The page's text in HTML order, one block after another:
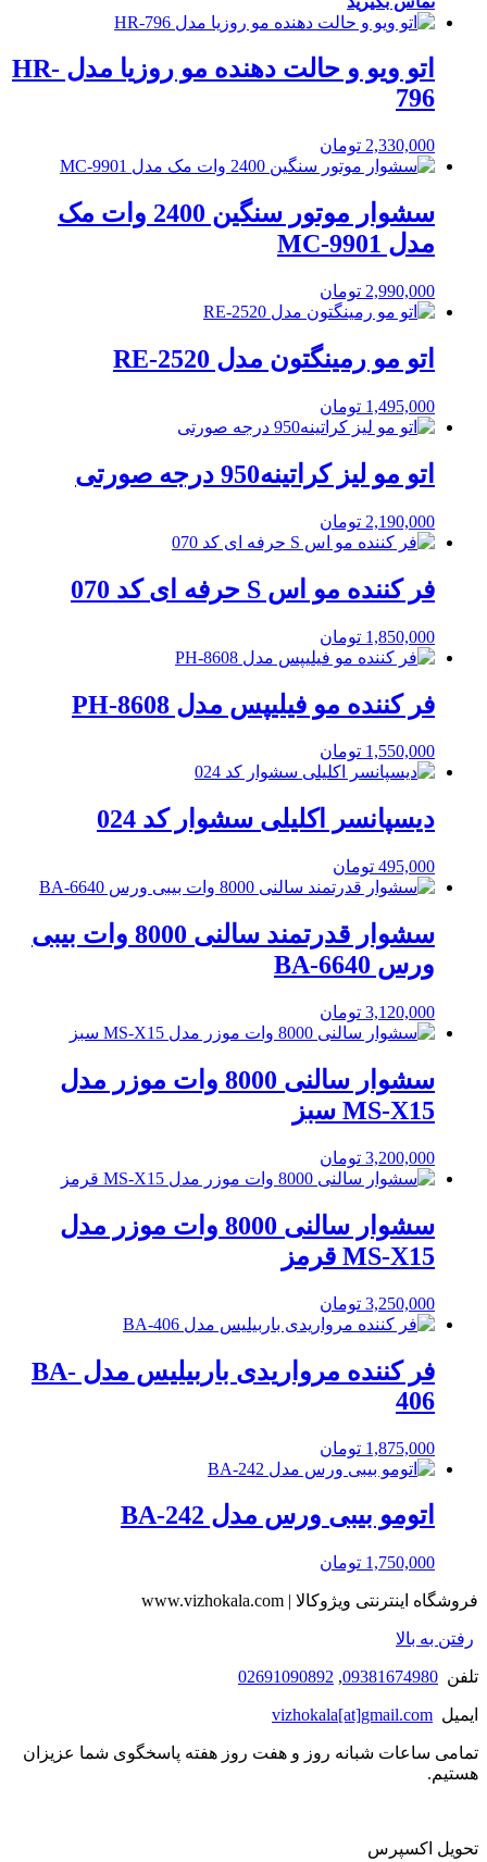
اتو ویو و حالت دهنده مو روزیا مدل HR-
796
2,330,000 تومان
سشوار موتور سنگین 2400 وات مک
مدل MC-9901
2,990,000 تومان
اتو مو رمینگتون مدل RE-2520
1,495,000 تومان
اتو مو لیز کراتینه950 درجه صورتی
2,190,000 تومان
فر کننده مو اس S حرفه ای کد 070
1,850,000 تومان
فر کننده مو فیلیپس مدل PH-8608
1,550,000 تومان
دیسپانسر اکلیلی سشوار کد 024
495,000 تومان
سشوار قدرتمند سالنی 8000 وات بیبی
ورس BA-6640
3,120,000 تومان
سشوار سالنی 8000 وات موزر مدل
MS-X15 سبز
3,200,000 تومان
سشوار سالنی 8000 وات موزر مدل
MS-X15 قرمز
3,250,000 تومان
فر کننده مرواریدی باربیلیس مدل BA-
406
1,875,000 تومان
اتومو بیبی ورس مدل BA-242
1,750,000 تومان
فروشگاه اینترنتی ویژوکالا | www.vizhokala.com
رفتن به بالا
تلفن 09381674980
,
02691090892
ایمیل vizhokala[at]gmail.com
تمامی ساعات شبانه روز و هفت روز هفته پاسخگوی شما عزیزان
هستیم.
تحویل اکسپرس